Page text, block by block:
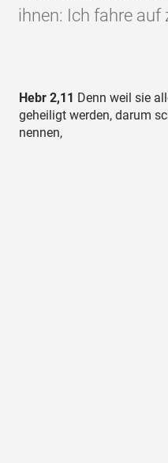
ihnen: Ich fahre
Hebr 2,11 Denn weil sie
geheiligt werden, darum
nennen,